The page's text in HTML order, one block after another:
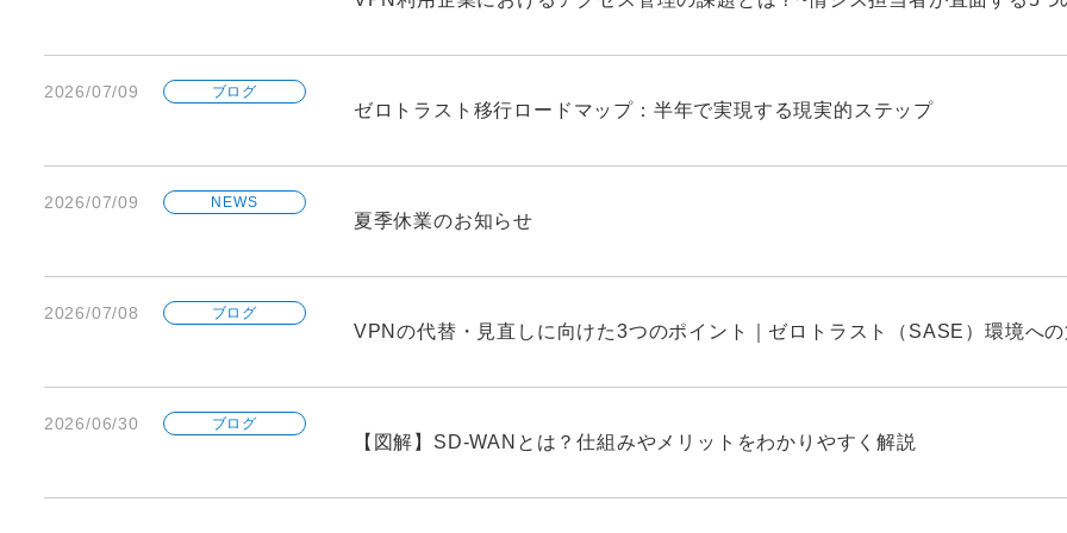
2026/07/09 ブログ
ゼロトラスト移行ロードマップ：半年で実現する現実的ステップ
2026/07/09 NEWS
夏季休業のお知らせ
2026/07/08 ブログ
VPNの代替・見直しに向けた3つのポイント｜ゼロトラスト（SASE）環境へ
2026/06/30 ブログ
【図解】SD-WANとは？仕組みやメリットをわかりやすく解説